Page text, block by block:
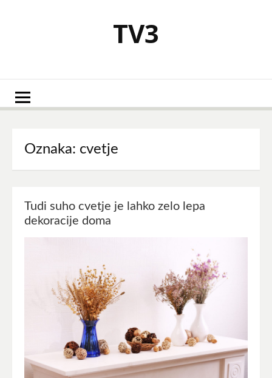
TV3
Oznaka: cvetje
Tudi suho cvetje je lahko zelo lepa
dekoracije doma